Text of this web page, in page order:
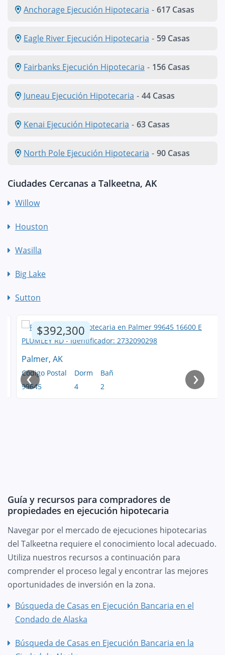
Anchorage Ejecución Hipotecaria - 617 Casas
Eagle River Ejecución Hipotecaria - 59 Casas
Fairbanks Ejecución Hipotecaria - 156 Casas
Juneau Ejecución Hipotecaria - 44 Casas
Kenai Ejecución Hipotecaria - 63 Casas
North Pole Ejecución Hipotecaria - 90 Casas
Ciudades Cercanas a Talkeetna, AK
Willow
Houston
Wasilla
Big Lake
Sutton
$392,300
Palmer, AK
Código Postal
99645
Dorm
Bañ
‹ ›
Guía y recursos para compradores de
propiedades en ejecución hipotecaria
Navegar por el mercado de ejecuciones hipotecarias
del Talkeetna requiere el conocimiento local adecuado.
Utiliza nuestros recursos a continuación para
comprender el proceso legal y encontrar las mejores
oportunidades de inversión en la zona.
Búsqueda de Casas en Ejecución Bancaria en el
Condado de Alaska
Búsqueda de Casas en Ejecución Bancaria en la